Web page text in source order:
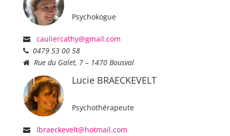
Psychokogue
cauliercathy@gmail.com
0479 53 00 58
Rue du Galet, 7 – 1470 Bousval
Lucie BRAECKEVELT
Psychothérapeute
lbraeckevelt@hotmail.com